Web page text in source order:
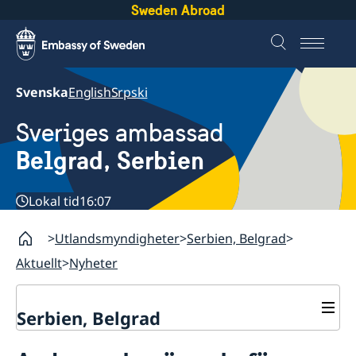
Sweden Abroad
SvenskaEnglishSrpski
Sveriges ambassad
Belgrad, Serbien
Lokal tid16:07
Utlandsmyndigheter Serbien, Belgrad
Aktuellt Nyheter
Serbien, Belgrad